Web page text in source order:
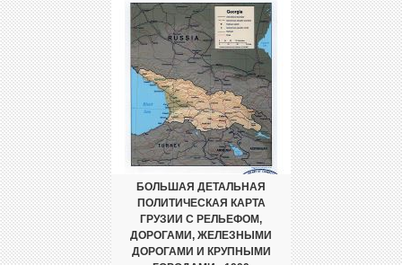
БОЛЬШАЯ ДЕТАЛЬНАЯ
ПОЛИТИЧЕСКАЯ КАРТА
ГРУЗИИ С РЕЛЬЕФОМ,
ДОРОГАМИ, ЖЕЛЕЗНЫМИ
ДОРОГАМИ И КРУПНЫМИ